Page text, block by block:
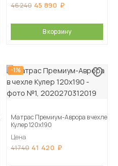
46 240 45 890
В корзину
-1%
Матрас Премиум-Аврора в чехле
Кулер 120х190
Цена
41 740 41 420